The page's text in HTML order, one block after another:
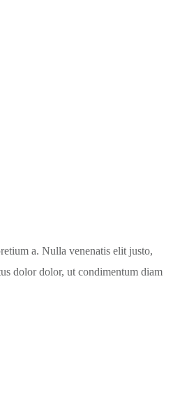
a. Nulla venenatis elit justo,
dolor dolor, ut condimentum diam